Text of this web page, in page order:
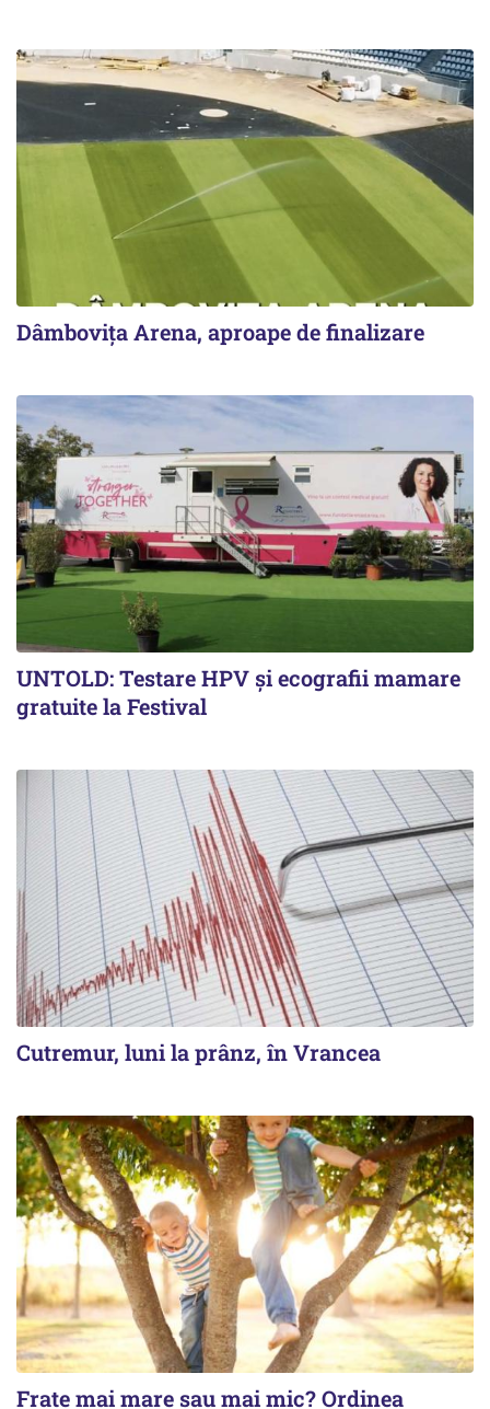
Dâmbovița Arena, aproape de finalizare
UNTOLD: Testare HPV și ecografii mamare
gratuite la Festival
Cutremur, luni la prânz, în Vrancea
Frate mai mare sau mai mic? Ordinea